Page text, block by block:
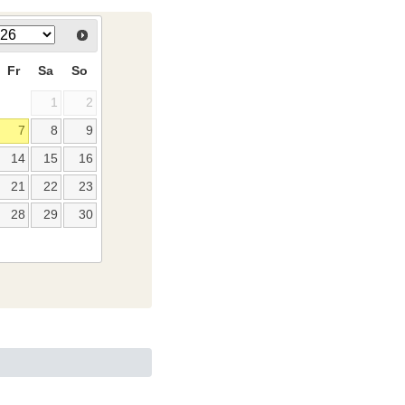
Fr Sa So
1
2
7 8
9
14 15
16
21 22
23
28 29
30